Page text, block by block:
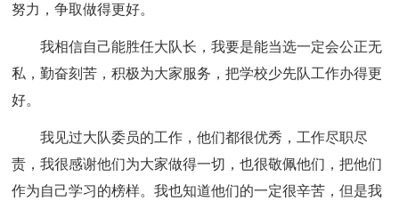
努力，争取做得更好。
我相信自己能胜任大队长，我要是能当选一定会公正无
私，勤奋刻苦，积极为大家服务，把学校少先队工作办得更
好。
我见过大队委员的工作，他们都很优秀，工作尽职尽
责，我很感谢他们为大家做得一切，也很敬佩他们，把他们
作为自己学习的榜样。我也知道他们的一定很辛苦，但是我